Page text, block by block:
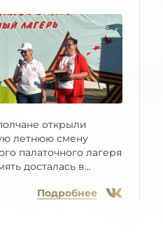
открыли
летнюю смену
палаточного лагеря
досталась в...
Подробнее